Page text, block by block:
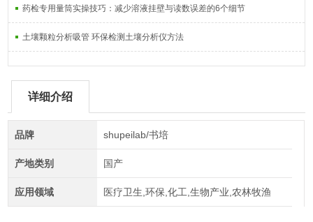
药检专用量筒实操技巧：减少溶液挂壁与读数误差的6个细节
土壤颗粒分析吸管 环保检测土壤分析仪方法
详细介绍
品牌 shupeilab/书培
产地类别 国产
应用领域 医疗卫生,环保,化工,生物产业,农林牧渔